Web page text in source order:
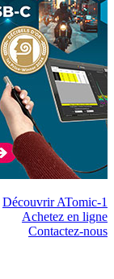
Découvrir ATomic-1
Achetez en ligne
Contactez-nous